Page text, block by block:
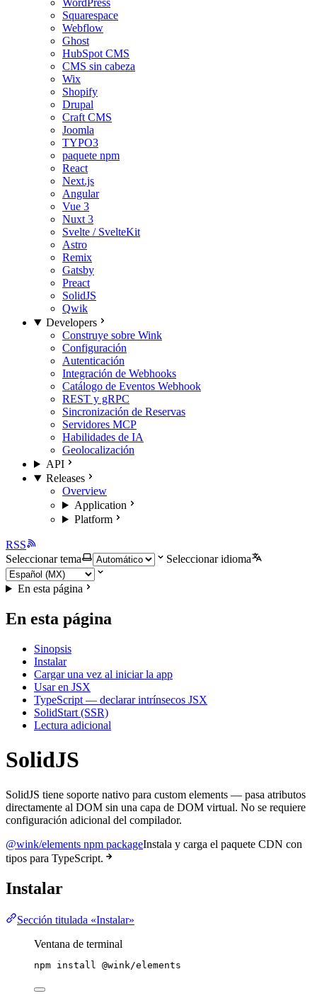
WordPress
Squarespace
Webflow
Ghost
HubSpot CMS
CMS sin cabeza
Wix
Shopify
Drupal
Craft CMS
Joomla
TYPO3
paquete npm
React
Next.js
Angular
Vue 3
Nuxt 3
Svelte / SvelteKit
Astro
Remix
Gatsby
Preact
SolidJS
Qwik
Developers
Construye sobre Wink
Configuración
Autenticación
Integración de Webhooks
Catálogo de Eventos Webhook
REST y gRPC
Sincronización de Reservas
Servidores MCP
Habilidades de IA
Geolocalización
API
Releases
Overview
Application
Platform
RSS
Seleccionar tema
Seleccionar idioma
En esta página
En esta página
Sinopsis
Instalar
Cargar una vez al iniciar la app
Usar en JSX
TypeScript — declarar intrínsecos JSX
SolidStart (SSR)
Lectura adicional
SolidJS
SolidJS tiene soporte nativo para custom elements — pasa atributos
directamente al DOM sin una capa de DOM virtual. No se requiere
configuración adicional del compilador.
@wink/elements npm packageInstala y carga el paquete CDN con
tipos para TypeScript.
Instalar
Sección titulada «Instalar»
Ventana de terminal
npm install @wink/elements